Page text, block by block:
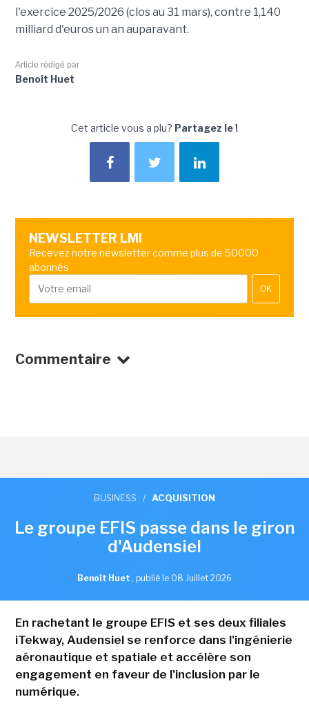
l'exercice 2025/2026 (clos au 31 mars), contre 1,140
milliard d'euros un an auparavant.
Article rédigé par
Benoît Huet
Cet article vous a plu? Partagez le !
NEWSLETTER LMI
Recevez notre newsletter comme plus de 50000
abonnés
OK
Commentaire
BUSINESS / ACQUISITION
Le groupe EFIS passe dans le giron
d'Audensiel
Benoît Huet , publié le 08 Juillet 2026
En rachetant le groupe EFIS et ses deux filiales
iTekway, Audensiel se renforce dans l'ingénierie
aéronautique et spatiale et accélère son
engagement en faveur de l'inclusion par le
numérique.